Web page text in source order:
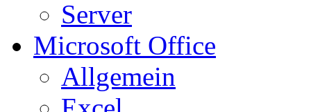
Server
Microsoft Office
Allgemein